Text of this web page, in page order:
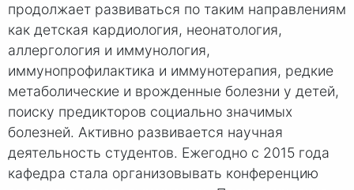
продолжает развиваться по таким направлениям
как детская кардиология, неонатология,
аллергология и иммунология,
иммунопрофилактика и иммунотерапия, редкие
метаболические и врожденные болезни у детей,
поиску предикторов социально значимых
болезней. Активно развивается научная
деятельность студентов. Ежегодно с 2015 года
кафедра стала организовывать конференцию